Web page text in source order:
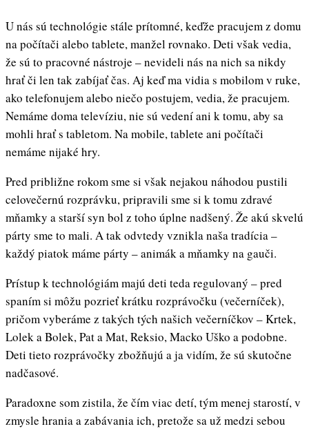
U nás sú technológie stále prítomné, keďže pracujem z domu
na počítači alebo tablete, manžel rovnako. Deti však vedia,
že sú to pracovné nástroje – nevideli nás na nich sa nikdy
hrať či len tak zabíjať čas. Aj keď ma vidia s mobilom v ruke,
ako telefonujem alebo niečo postujem, vedia, že pracujem.
Nemáme doma televíziu, nie sú vedení ani k tomu, aby sa
mohli hrať s tabletom. Na mobile, tablete ani počítači
nemáme nijaké hry.
Pred približne rokom sme si však nejakou náhodou pustili
celovečernú rozprávku, pripravili sme si k tomu zdravé
mňamky a starší syn bol z toho úplne nadšený. Že akú skvelú
párty sme to mali. A tak odvtedy vznikla naša tradícia –
každý piatok máme párty – animák a mňamky na gauči.
Prístup k technológiám majú deti teda regulovaný – pred
spaním si môžu pozrieť krátku rozprávočku (večerníček),
pričom vyberáme z takých tých našich večerníčkov – Krtek,
Lolek a Bolek, Pat a Mat, Reksio, Macko Uško a podobne.
Deti tieto rozprávočky zbožňujú a ja vidím, že sú skutočne
nadčasové.
Paradoxne som zistila, že čím viac detí, tým menej starostí, v
zmysle hrania a zabávania ich, pretože sa už medzi sebou